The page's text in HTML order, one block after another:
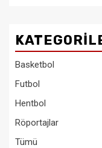
Basketbol
Futbol
Hentbol
Röportajlar
Tümü